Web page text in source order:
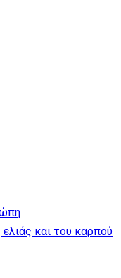
και του καρπού